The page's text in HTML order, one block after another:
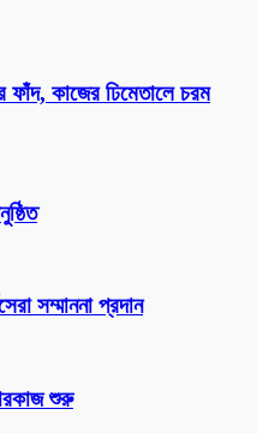
ফাঁদ, কাজের ঢিমেতালে চরম
সম্মাননা প্রদান
শুরু